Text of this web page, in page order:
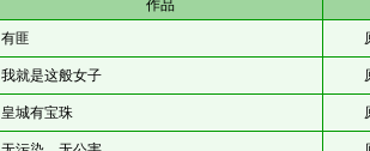
作品
有匪
我就是这般女子
皇城有宝珠